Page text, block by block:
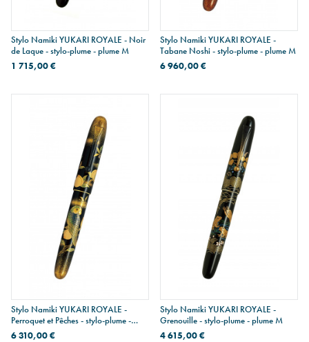
Stylo Namiki YUKARI ROYALE - Noir
de Laque - stylo-plume - plume M
1 715,00 €
Stylo Namiki YUKARI ROYALE -
Tabane Noshi - stylo-plume - plume M
6 960,00 €
Stylo Namiki YUKARI ROYALE -
Perroquet et Pêches - stylo-plume -
plume M
6 310,00 €
Stylo Namiki YUKARI ROYALE -
Grenouille - stylo-plume - plume M
4 615,00 €